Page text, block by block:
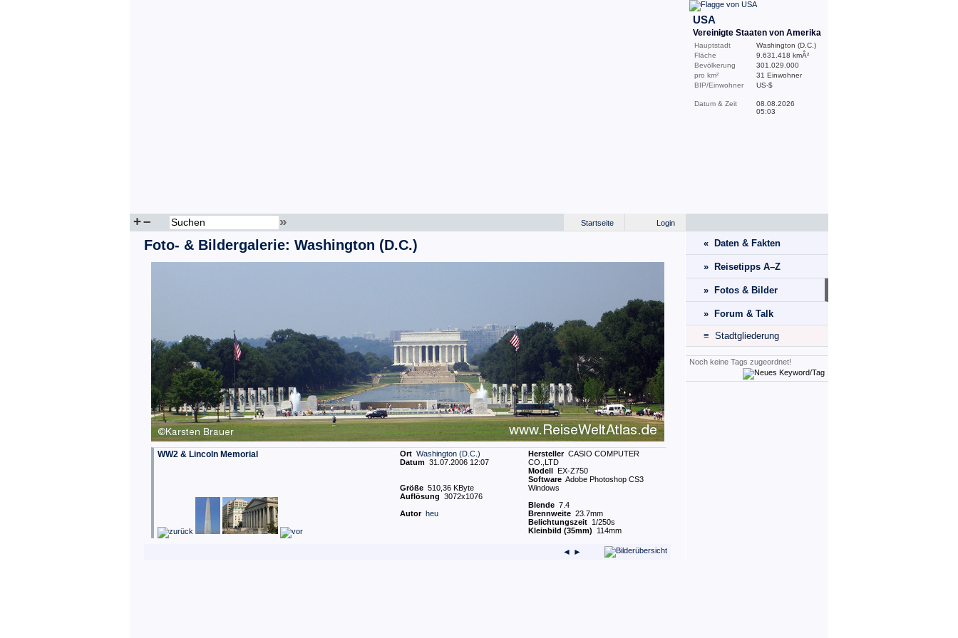
USA
Vereinigte Staaten von Amerika
Hauptstadt
Washington (D.C.)
Fläche
9.631.418 kmÂ²
Bevölkerung
301.029.000
pro km²
31 Einwohner
BIP/Einwohner
US-$
Datum & Zeit
08.08.2026
05:03
+– » Login
Startseite
Foto- & Bildergalerie: Washington (D.C.)
WW2 & Lincoln Memorial Ort Washington (D.C.)
Datum 31.07.2006 12:07
Größe 510,36 KByte
Auflösung 3072x1076
Autor heu
HerstellerCASIO COMPUTER
CO.,LTD
Modell EX-Z750
Software Adobe Photoshop CS3
Windows
Blende 7.4
Brennweite 23.7mm
Belichtungszeit 1/250s
Kleinbild (35mm) 114mm
◄ ►
« Daten & Fakten
» Reisetipps A–Z
» Fotos & Bilder
» Forum & Talk
≡ Stadtgliederung
Noch keine Tags zugeordnet!